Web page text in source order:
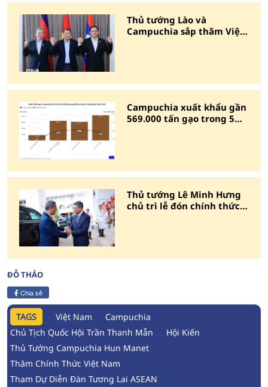
Thủ tướng Lào và
Campuchia sắp thăm Việt
Campuchia xuất khẩu gần
569.000 tấn gạo trong 5
Thủ tướng Lê Minh Hưng
chủ trì lễ đón chính thức
ĐỖ THẢO
Chia sẻ
TAGS Việt Nam
Campuchia
Chủ Tịch Quốc Hội Trần Thanh Mẫn
Hội Kiến
Thủ Tướng Campuchia Hun Manet
Thăm Chính Thức Việt Nam
Tham Dự Diễn Đàn Tương Lai ASEAN